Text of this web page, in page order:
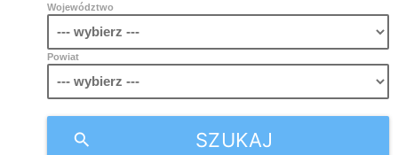
Województwo
Powiat
SZUKAJ
search